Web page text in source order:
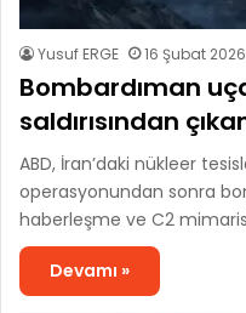
Yusuf ERGE 16 Şubat 2026
Bombardıman
saldırısından
ABD, İran’daki nükleer
operasyonundan sonra
haberleşme ve C2
Devamı »